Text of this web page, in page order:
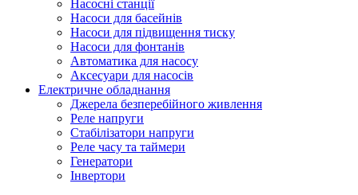
Насосні станції
Насоси для басейнів
Насоси для підвищення тиску
Насоси для фонтанів
Автоматика для насосу
Аксесуари для насосів
Електричне обладнання
Джерела безперебійного живлення
Реле напруги
Стабілізатори напруги
Реле часу та таймери
Генератори
Інвертори